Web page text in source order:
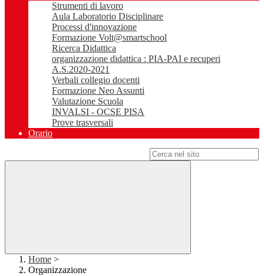
Strumenti di lavoro
Aula Laboratorio Disciplinare
Processi d'innovazione
Formazione Volt@smartschool
Ricerca Didattica
organizzazione didattica : PIA-PAI e recuperi
A.S.2020-2021
Verbali collegio docenti
Formazione Neo Assunti
Valutazione Scuola
INVALSI - OCSE PISA
Prove trasversali
Orario
Home >
Organizzazione